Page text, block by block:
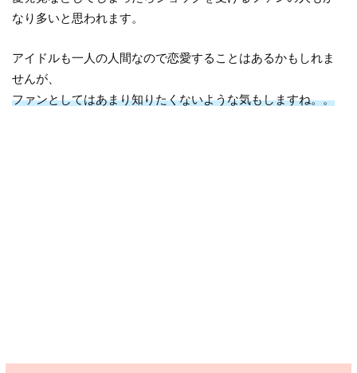
なり多いと思われます。
アイドルも一人の人間なので恋愛することはあるかもしれま
せんが、
ファンとしてはあまり知りたくないような気もしますね。。